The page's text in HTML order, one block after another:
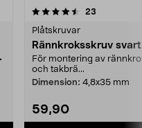
23
Plåtskruvar
Rännkroksskruv svart
För montering av
och takbrä...
Dimension: 4,8x35 mm
59,90
4.5av 5 stjärnor